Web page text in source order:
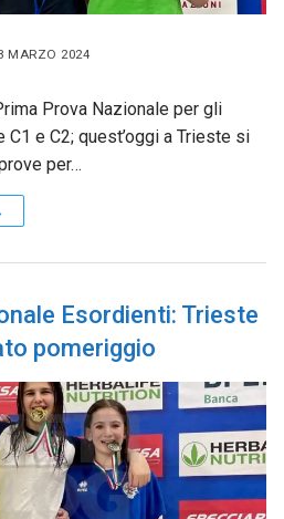
MARZO 2024
Prova Nazionale per gli
e C2; quest’oggi a Trieste si
per…
Esordienti: Trieste
pomeriggio